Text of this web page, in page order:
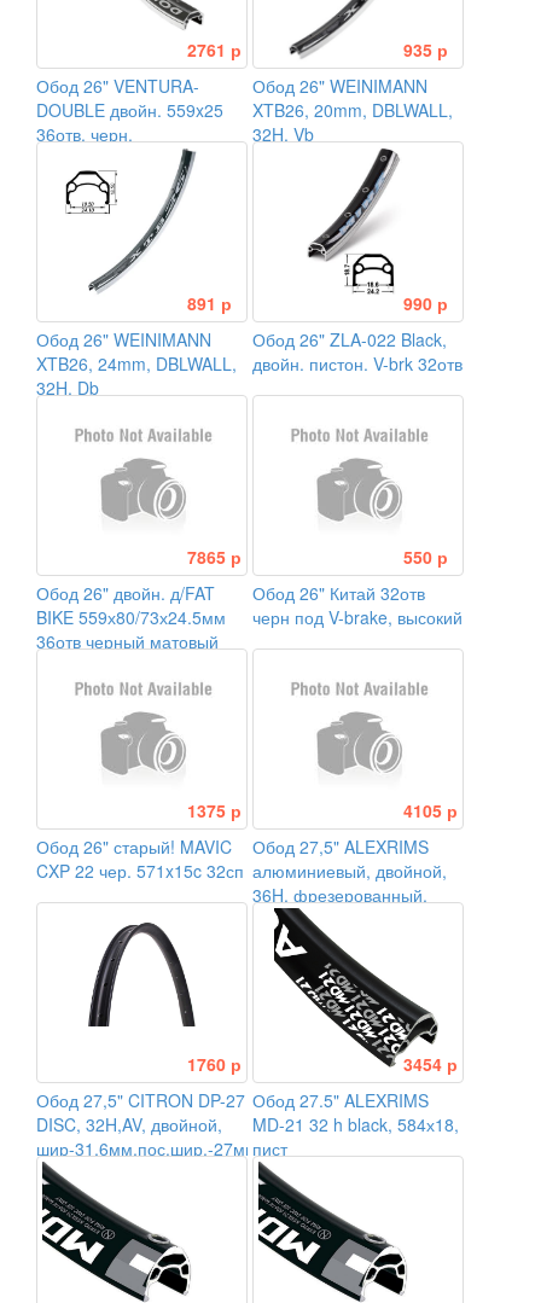
2761 р
Обод 26" VENTURA-
DOUBLE двойн. 559x25
36отв. черн.
935 р
Обод 26" WEINIMANN
XTB26, 20mm, DBLWALL,
32H, Vb
891 р
Обод 26" WEINIMANN
XTB26, 24mm, DBLWALL,
32H, Db
990 р
Обод 26" ZLA-022 Black,
двойн. пистон. V-brk 32отв
7865 р
Обод 26" двойн. д/FAT
BIKE 559х80/73х24.5мм
36отв черный матовый
550 р
Обод 26" Китай 32отв
черн под V-brake, высокий
1375 р
Обод 26" старый! MAVIC
CXP 22 чер. 571x15c 32сп
4105 р
Обод 27,5" ALEXRIMS
алюминиевый, двойной,
36H, фрезерованный,
индикатор износа,
584х18/25х16мм, F/V
1760 р
Обод 27,5" CITRON DP-27
DISC, 32H,AV, двойной,
шир-31,6мм,пос.шир.-27мм,выс-17,3мм,черный
3454 р
Обод 27.5" ALEXRIMS
MD-21 32 h black, 584х18,
пист